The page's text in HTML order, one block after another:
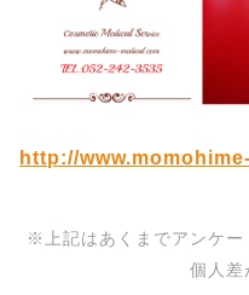
http://
※上記はあくまでアンケー
個人差